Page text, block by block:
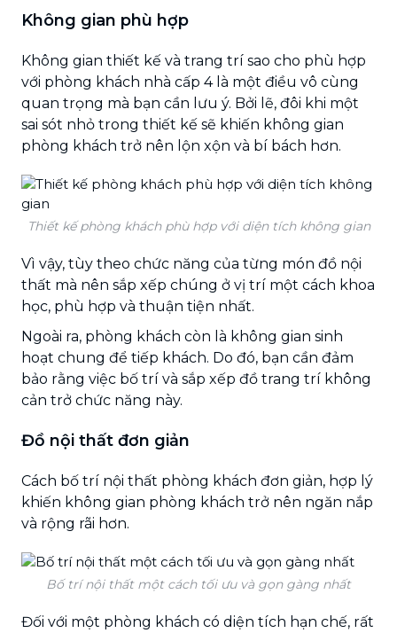
Không gian phù hợp
Không gian thiết kế và trang trí sao cho phù hợp
với phòng khách nhà cấp 4 là một điều vô cùng
quan trọng mà bạn cần lưu ý. Bởi lẽ, đôi khi một
sai sót nhỏ trong thiết kế sẽ khiến không gian
phòng khách trở nên lộn xộn và bí bách hơn.
Thiết kế phòng khách phù hợp với diện tích không gian
Vì vậy, tùy theo chức năng của từng món đồ nội
thất mà nên sắp xếp chúng ở vị trí một cách khoa
học, phù hợp và thuận tiện nhất.
Ngoài ra, phòng khách còn là không gian sinh
hoạt chung để tiếp khách. Do đó, bạn cần đảm
bảo rằng việc bố trí và sắp xếp đồ trang trí không
cản trở chức năng này.
Đồ nội thất đơn giản
Cách bố trí nội thất phòng khách đơn giản, hợp lý
khiến không gian phòng khách trở nên ngăn nắp
và rộng rãi hơn.
Bố trí nội thất một cách tối ưu và gọn gàng nhất
Đối với một phòng khách có diện tích hạn chế, rất